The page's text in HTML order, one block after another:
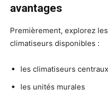
avantages
Premièrement, explorez
climatiseurs disponibles :
les climatiseurs centraux
les unités murales